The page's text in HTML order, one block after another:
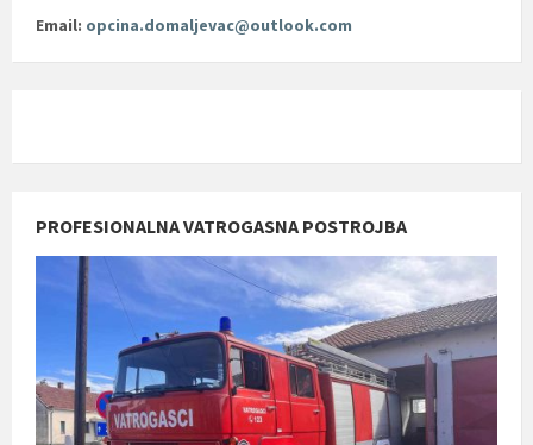
Email: opcina.domaljevac@outlook.com
PROFESIONALNA VATROGASNA POSTROJBA